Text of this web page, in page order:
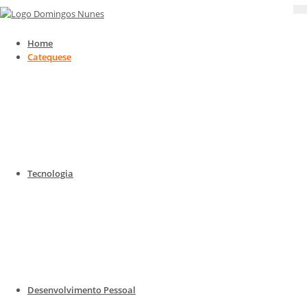
Home
Catequese
Tecnologia
Desenvolvimento Pessoal
Catequese
Catequese para todas as idades